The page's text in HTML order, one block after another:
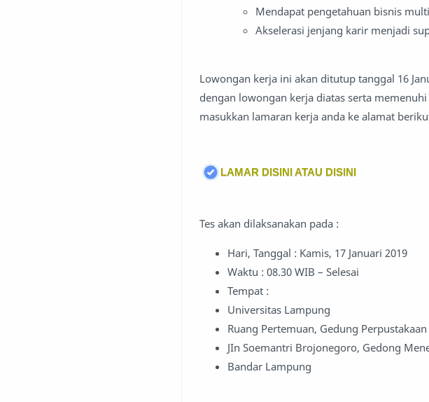
Mendapat pengetahuan bisnis
Akselerasi jenjang karir menjadi
Lowongan kerja ini akan ditutup tanggal 16
dengan lowongan kerja diatas serta
masukkan lamaran kerja anda ke alamat
LAMAR DISINI ATAU DISINI
Tes akan dilaksanakan pada :
Hari, Tanggal : Kamis, 17 Januari 2019
Waktu : 08.30 WIB – Selesai
Tempat :
Universitas Lampung
Ruang Pertemuan, Gedung
JIn Soemantri Brojonegoro, Gedong
Bandar Lampung